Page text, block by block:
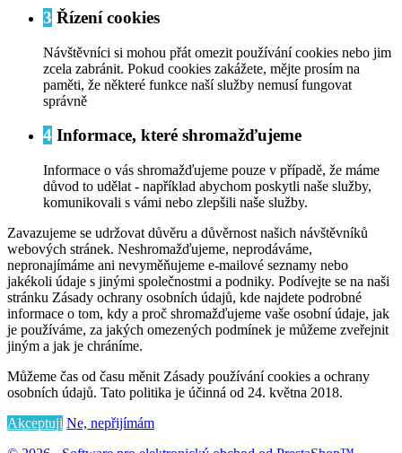
3 Řízení cookies
Návštěvníci si mohou přát omezit používání cookies nebo jim
zcela zabránit. Pokud cookies zakážete, mějte prosím na
paměti, že některé funkce naší služby nemusí fungovat
správně
4 Informace, které shromažďujeme
Informace o vás shromažďujeme pouze v případě, že máme
důvod to udělat - například abychom poskytli naše služby,
komunikovali s vámi nebo zlepšili naše služby.
Zavazujeme se udržovat důvěru a důvěrnost našich návštěvníků
webových stránek. Neshromažďujeme, neprodáváme,
nepronajímáme ani nevyměňujeme e-mailové seznamy nebo
jakékoli údaje s jinými společnostmi a podniky. Podívejte se na naši
stránku Zásady ochrany osobních údajů, kde najdete podrobné
informace o tom, kdy a proč shromažďujeme vaše osobní údaje, jak
je používáme, za jakých omezených podmínek je můžeme zveřejnit
jiným a jak je chráníme.
Můžeme čas od času měnit Zásady používání cookies a ochrany
osobních údajů. Tato politika je účinná od 24. května 2018.
Akceptuji Ne, nepřijímám